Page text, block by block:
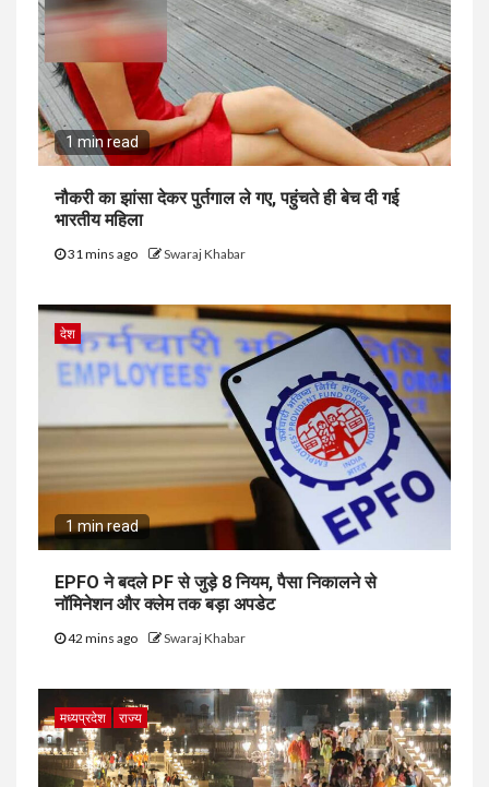
1 min read
नौकरी का झांसा देकर पुर्तगाल ले गए, पहुंचते ही बेच दी गई
भारतीय महिला
31 mins ago Swaraj Khabar
देश
1 min read
EPFO ने बदले PF से जुड़े 8 नियम, पैसा निकालने से
नॉमिनेशन और क्लेम तक बड़ा अपडेट
42 mins ago Swaraj Khabar
मध्यप्रदेश राज्य